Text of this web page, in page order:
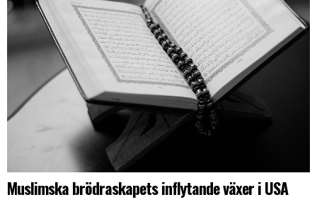
Muslimska brödraskapets inflytande växer i USA